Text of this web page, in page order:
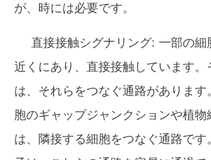
が、時には必要です。
直接接触シグナリング: 一部の細
近くにあり、直接接触しています。
は、それらをつなぐ通路があります
胞のギャップジャンクションや植物
は、隣接する細胞をつなぐ通路です